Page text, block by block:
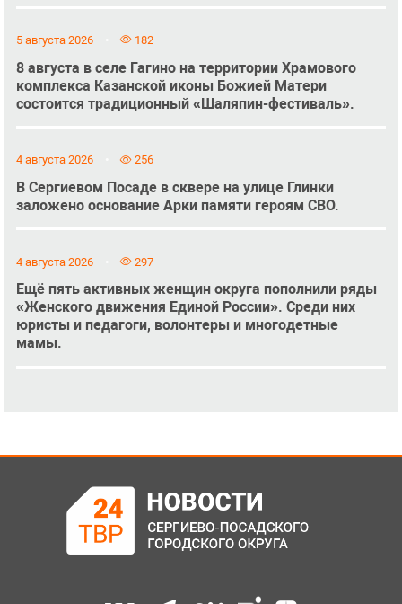
5 августа 2026 182
8 августа в селе Гагино на территории Храмового
комплекса Казанской иконы Божией Матери
состоится традиционный «Шаляпин-фестиваль».
4 августа 2026 256
В Сергиевом Посаде в сквере на улице Глинки
заложено основание Арки памяти героям СВО.
4 августа 2026 297
Ещё пять активных женщин округа пополнили ряды
«Женского движения Единой России». Среди них
юристы и педагоги, волонтеры и многодетные
мамы.